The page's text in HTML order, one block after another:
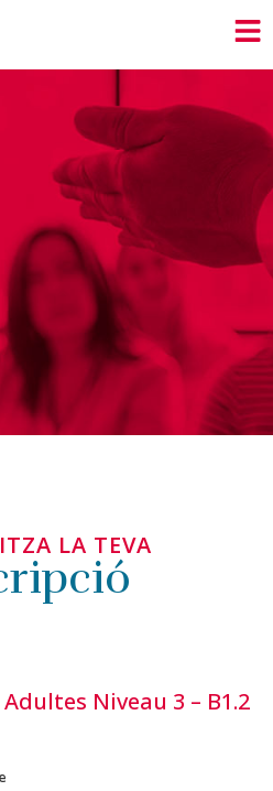
LA TEVA
Adultes Niveau 3 – B1.2